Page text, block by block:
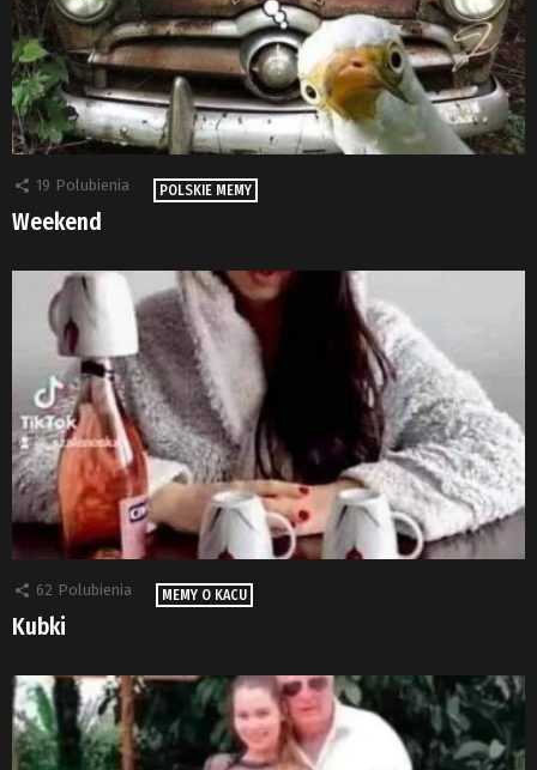
19 Polubienia POLSKIE MEMY
Weekend
62 Polubienia MEMY O KACU
Kubki